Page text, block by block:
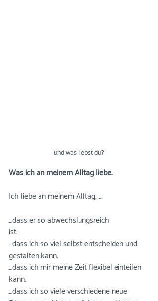
und was liebst du?
Was ich an meinem Alltag liebe.
Ich liebe an meinem Alltag, …
…dass er so abwechslungsreich
ist.⠀⠀⠀⠀⠀⠀⠀⠀⠀
…dass ich so viel selbst entscheiden und
gestalten kann. ⠀⠀⠀⠀⠀⠀⠀⠀⠀
…dass ich mir meine Zeit flexibel einteilen
kann.⠀⠀⠀⠀⠀⠀⠀⠀⠀
…dass ich so viele verschiedene neue